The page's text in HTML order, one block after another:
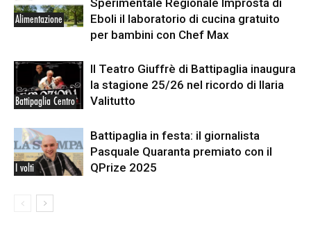
Alimentazione
Sperimentale Regionale Improsta di
Eboli il laboratorio di cucina gratuito
per bambini con Chef Max
Battipaglia Centro
Il Teatro Giuffrè di Battipaglia inaugura
la stagione 25/26 nel ricordo di Ilaria
Valitutto
I volti
Battipaglia in festa: il giornalista
Pasquale Quaranta premiato con il
QPrize 2025